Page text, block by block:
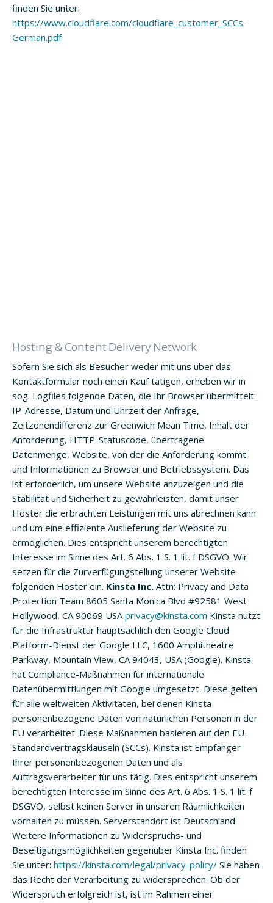
finden Sie unter:
https://www.cloudflare.com/cloudflare_customer_SCCs-
German.pdf
Hosting & Content Delivery Network
Sofern Sie sich als Besucher weder mit uns über das
Kontaktformular noch einen Kauf tätigen, erheben wir in
sog. Logfiles folgende Daten, die Ihr Browser übermittelt:
IP-Adresse, Datum und Uhrzeit der Anfrage,
Zeitzonendifferenz zur Greenwich Mean Time, Inhalt der
Anforderung, HTTP-Statuscode, übertragene
Datenmenge, Website, von der die Anforderung kommt
und Informationen zu Browser und Betriebssystem. Das
ist erforderlich, um unsere Website anzuzeigen und die
Stabilität und Sicherheit zu gewährleisten, damit unser
Hoster die erbrachten Leistungen mit uns abrechnen kann
und um eine effiziente Auslieferung der Website zu
ermöglichen. Dies entspricht unserem berechtigten
Interesse im Sinne des Art. 6 Abs. 1 S. 1 lit. f DSGVO. Wir
setzen für die Zurverfügungstellung unserer Website
folgenden Hoster ein. Kinsta Inc. Attn: Privacy and Data
Protection Team 8605 Santa Monica Blvd #92581 West
Hollywood, CA 90069 USAprivacy@kinsta.com Kinsta nutzt
für die Infrastruktur hauptsächlich den Google Cloud
Platform-Dienst der Google LLC, 1600 Amphitheatre
Parkway, Mountain View, CA 94043, USA (Google). Kinsta
hat Compliance-Maßnahmen für internationale
Datenübermittlungen mit Google umgesetzt. Diese gelten
für alle weltweiten Aktivitäten, bei denen Kinsta
personenbezogene Daten von natürlichen Personen in der
EU verarbeitet. Diese Maßnahmen basieren auf den EU-
Standardvertragsklauseln (SCCs). Kinsta ist Empfänger
Ihrer personenbezogenen Daten und als
Auftragsverarbeiter für uns tätig. Dies entspricht unserem
berechtigten Interesse im Sinne des Art. 6 Abs. 1 S. 1 lit. f
DSGVO, selbst keinen Server in unseren Räumlichkeiten
vorhalten zu müssen. Serverstandort ist Deutschland.
Weitere Informationen zu Widerspruchs- und
Beseitigungsmöglichkeiten gegenüber Kinsta Inc. finden
Sie unter: https://kinsta.com/legal/privacy-policy/ Sie haben
das Recht der Verarbeitung zu widersprechen. Ob der
Widerspruch erfolgreich ist, ist im Rahmen einer